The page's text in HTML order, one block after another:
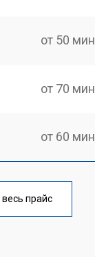
от 50 мин
от 70 мин
от 60 мин
от 60 мин
прайс